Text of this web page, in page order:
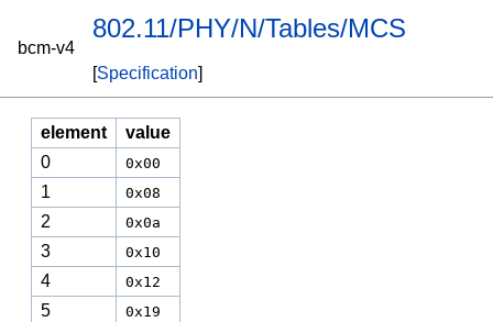
bcm-v4
802.11/PHY/N/Tables/MCS
[Specification]
element
value
0
0x00
1 0x08
2 0x0a
3 0x10
4 0x12
5 0x19